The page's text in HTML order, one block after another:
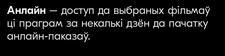
Камбінаваная
– доступ да анлайн-
перадпаказаў і паказаў у абраным
горадзе.